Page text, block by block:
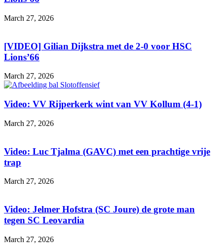
March 27, 2026
[VIDEO] Gilian Dijkstra met de 2-0 voor HSC
Lions’66
March 27, 2026
Video: VV Rijperkerk wint van VV Kollum (4-1)
March 27, 2026
Video: Luc Tjalma (GAVC) met een prachtige vrije
trap
March 27, 2026
Video: Jelmer Hofstra (SC Joure) de grote man
tegen SC Leovardia
March 27, 2026